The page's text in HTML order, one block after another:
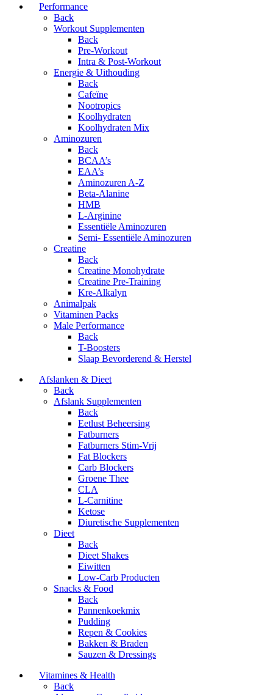
Performance
Back
Workout Supplementen
Back
Pre-Workout
Intra & Post-Workout
Energie & Uithouding
Back
Cafeïne
Nootropics
Koolhydraten
Koolhydraten Mix
Aminozuren
Back
BCAA’s
EAA’s
Aminozuren A-Z
Beta-Alanine
HMB
L-Arginine
Essentiële Aminozuren
Semi- Essentiële Aminozuren
Creatine
Back
Creatine Monohydrate
Creatine Pre-Training
Kre-Alkalyn
Animalpak
Vitaminen Packs
Male Performance
Back
T-Boosters
Slaap Bevorderend & Herstel
Afslanken & Dieet
Back
Afslank Supplementen
Back
Eetlust Beheersing
Fatburners
Fatburners Stim-Vrij
Fat Blockers
Carb Blockers
Groene Thee
CLA
L-Carnitine
Ketose
Diuretische Supplementen
Dieet
Back
Dieet Shakes
Eiwitten
Low-Carb Producten
Snacks & Food
Back
Pannenkoekmix
Pudding
Repen & Cookies
Bakken & Braden
Sauzen & Dressings
Vitamines & Health
Back